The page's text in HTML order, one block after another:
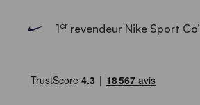
1errevendeur Nike Sport Co’